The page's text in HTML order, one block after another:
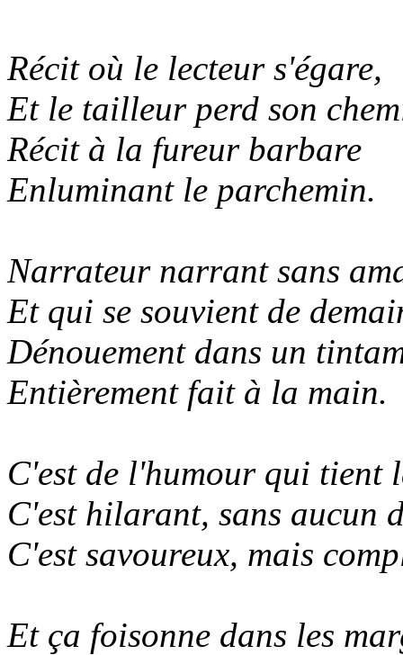
Récit où le lecteur s'égare,
Et le tailleur perd son
Récit à la fureur barbare
Enluminant le parchemin.
Narrateur narrant sans
Et qui se souvient de
Dénouement dans un
Entièrement fait à la main.
C'est de l'humour qui tient
C'est hilarant, sans aucun
C'est savoureux, mais
Et ça foisonne dans les